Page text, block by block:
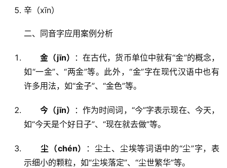
辛（xīn）
二、同音字应用案例分析
金（jīn）
：在古代，货币单位中就有“金”的概念，
如“一金”、“两金”等。此外，“金”字在现代汉语中也有
许多用法，如“金子”、“金色”等。
今（jīn）
：作为时间词，“今”字表示现在、今天，
如“今天是个好日子”、“现在就去做”等。
尘（chén）
：尘土、尘埃等词语中的“尘”字，表
示细小的颗粒，如“尘埃落定”、“尘世繁华”等。